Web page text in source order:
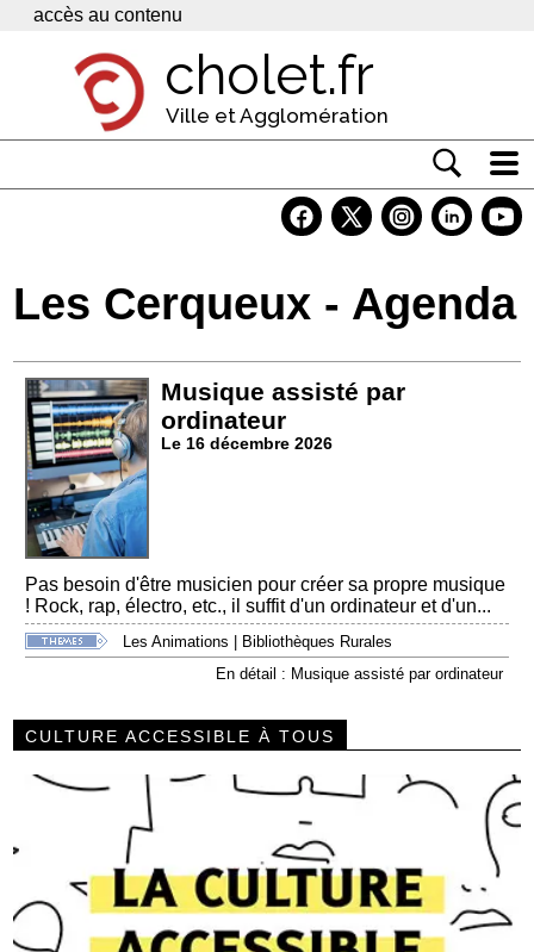
Panneau de gestion des cookies
accès au contenu
cholet.fr
Ville et Agglomération
Economie
Services
Contacts
Les Cerqueux - Agenda
Musique assisté par
ordinateur
Le 16 décembre 2026
Pas besoin d'être musicien pour créer sa propre musique
! Rock, rap, électro, etc., il suffit d'un ordinateur et d'un...
Les Animations
Bibliothèques Rurales
En détail : Musique assisté par ordinateur
CULTURE ACCESSIBLE À TOUS